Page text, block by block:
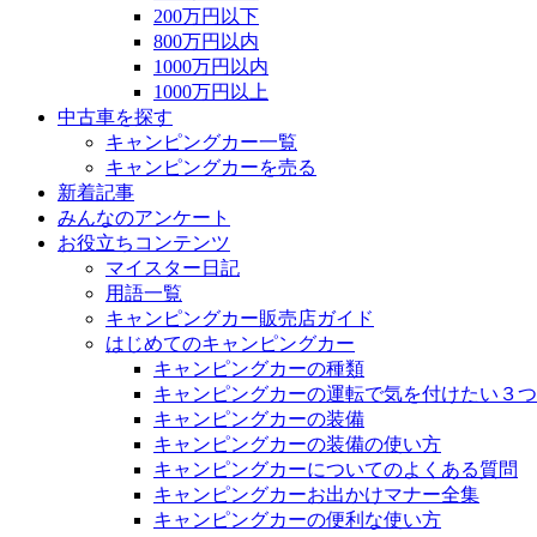
200万円以下
800万円以内
1000万円以内
1000万円以上
中古車を探す
キャンピングカー一覧
キャンピングカーを売る
新着記事
みんなのアンケート
お役立ちコンテンツ
マイスター日記
用語一覧
キャンピングカー販売店ガイド
はじめてのキャンピングカー
キャンピングカーの種類
キャンピングカーの運転で気を付けたい３
キャンピングカーの装備
キャンピングカーの装備の使い方
キャンピングカーについてのよくある質問
キャンピングカーお出かけマナー全集
キャンピングカーの便利な使い方